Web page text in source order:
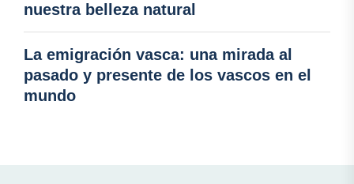
nuestra belleza natural
La emigración vasca: una mirada al
pasado y presente de los vascos en el
mundo